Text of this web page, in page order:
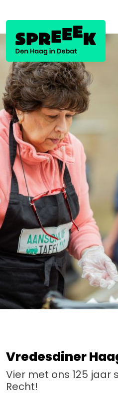
Vredesdiner
Vier met ons 125 jaar
Recht!